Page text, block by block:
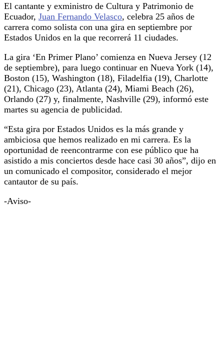
El cantante y exministro de Cultura y Patrimonio de
Ecuador, Juan Fernando Velasco, celebra 25 años de
carrera como solista con una gira en septiembre por
Estados Unidos en la que recorrerá 11 ciudades.
La gira ‘En Primer Plano’ comienza en Nueva Jersey (12
de septiembre), para luego continuar en Nueva York (14),
Boston (15), Washington (18), Filadelfia (19), Charlotte
(21), Chicago (23), Atlanta (24), Miami Beach (26),
Orlando (27) y, finalmente, Nashville (29), informó este
martes su agencia de publicidad.
“Esta gira por Estados Unidos es la más grande y
ambiciosa que hemos realizado en mi carrera. Es la
oportunidad de reencontrarme con ese público que ha
asistido a mis conciertos desde hace casi 30 años”, dijo en
un comunicado el compositor, considerado el mejor
cantautor de su país.
-Aviso-